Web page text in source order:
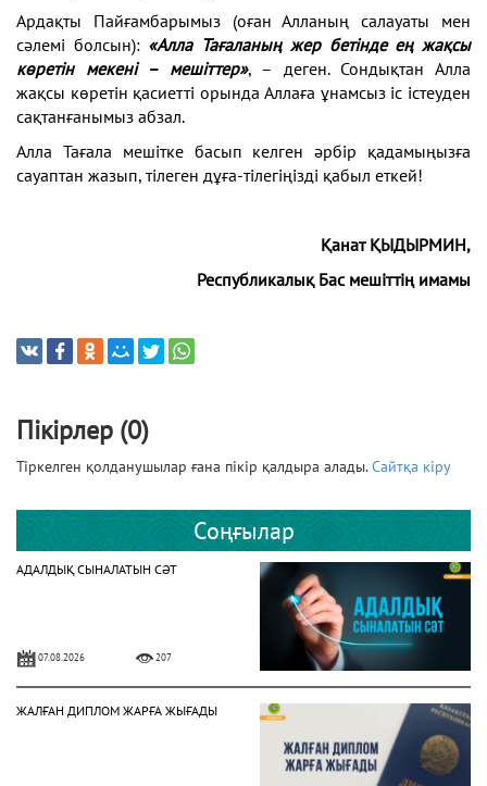
Ардақты Пайғамбарымыз (оған Алланың салауаты мен
сәлемі болсын):«Алла Тағаланың жер бетiнде ең жақсы
көретiн мекені – мешiттер», – деген. Сондықтан Алла
жақсы көретін қасиетті орында Аллаға ұнамсыз іс істеуден
сақтанғанымыз абзал.
Алла Тағала мешітке басып келген әрбір қадамыңызға
сауаптан жазып, тілеген дұға-тілегіңізді қабыл еткей!
Қанат ҚЫДЫРМИН,
Республикалық Бас мешіттің имамы
Пікірлер (0)
Тіркелген қолданушылар ғана пікір қалдыра алады.Сайтқа кіру
Соңғылар
АДАЛДЫҚ СЫНАЛАТЫН СӘТ
07.08.2026 207
ЖАЛҒАН ДИПЛОМ ЖАРҒА ЖЫҒАДЫ